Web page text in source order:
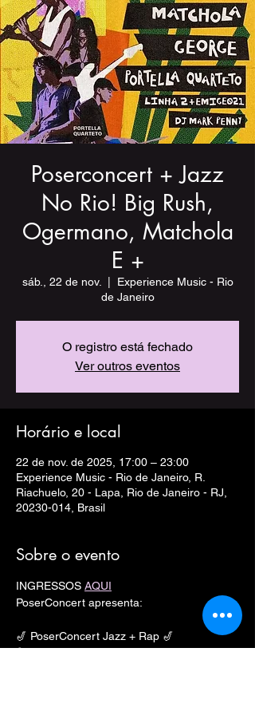
Poserconcert + Jazz
No Rio! Big Rush,
Ogermano, Matchola
E +
sáb., 22 de nov.
Experience Music - Rio
de Janeiro
O registro está fechado
Ver outros eventos
Horário e local
22 de nov. de 2025, 17:00 – 23:00
Experience Music - Rio de Janeiro, R.
Riachuelo, 20 - Lapa, Rio de Janeiro - RJ,
20230-014, Brasil
Sobre o evento
INGRESSOS AQUI
PoserConcert apresenta:
🎷 PoserConcert Jazz + Rap 🎷